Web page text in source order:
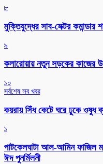
৮
মুক্তিযুদ্ধের সাব-সেক্টর কমান্ডার
৯
কলারোয়ায় নতুন সড়কের কাজের
১০
সর্বশেষ সব খবর
কয়রায় সিঁধ কেটে ঘরে ঢুকে ওষুধ
১
পাটকেলঘাটা আল-আমিন ফাজিল
ঈদ পুনর্মিলনী